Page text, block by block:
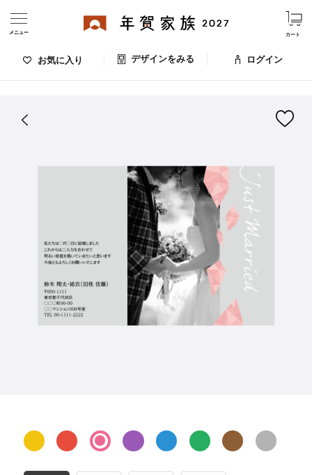
お気に入り デザインをみる
カート
ログイン
メニュー
デザインをみる
出荷日・配送
年賀家族について
お問い合わせ